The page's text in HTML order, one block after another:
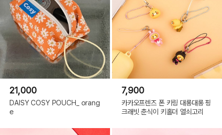
21,000
DAISY COSY POUCH_ orang
e
7,900
카카오프렌즈 폰 키링 대롱대롱 핑
크래빗 춘식이 키홀더 열쇠고리